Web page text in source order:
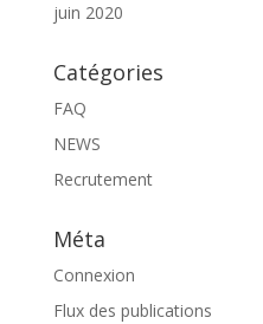
juin 2020
Catégories
FAQ
NEWS
Recrutement
Méta
Connexion
Flux des publications